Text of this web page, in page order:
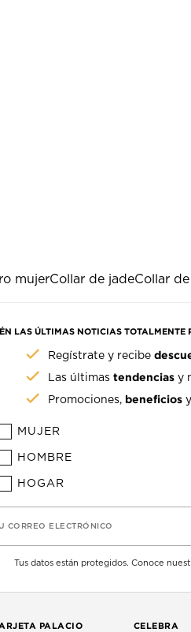
mujerCollar de jadeCollar
LAS ÚLTIMAS NOTICIAS TOTALMENTE
Regístrate y recibe
Las últimastendencias y
Promociones, beneficios
MUJER
HOMBRE
HOGAR
CORREO ELECTRÓNICO
Tus datos están protegidos. Conoce
PALACIO CELEBRA